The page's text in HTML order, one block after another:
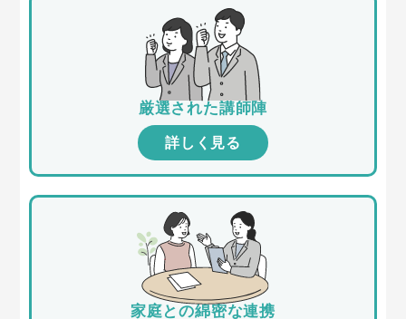
厳選された講師陣
詳しく見る
家庭との綿密な連携